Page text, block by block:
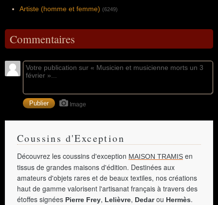
Artiste (homme et femme) (6249)
Commentaires
Image
Coussins d'Exception
Découvrez les coussins d'exception MAISON TRAMIS en
tissus de grandes maisons d'édition. Destinées aux
amateurs d'objets rares et de beaux textiles, nos créations
haut de gamme valorisent l'artisanat français à travers des
étoffes signées Pierre Frey, Lelièvre, Dedarou Hermès.